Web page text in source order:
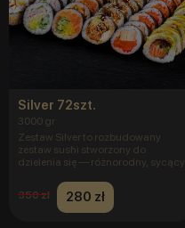
Silver 72szt.
3000 gr
Zestaw Silver to rozbudowany
zestaw sushi stworzony do
dzielenia się — różnorodny, sycący
350 zł 280 zł